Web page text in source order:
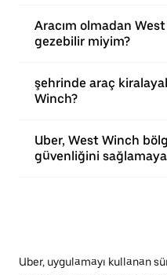
Aracım olmadan
gezebilir miyim?
şehrinde araç
Winch?
Uber, West Winch
güvenliğini sağlamaya
Uber, uygulamayı kullanan